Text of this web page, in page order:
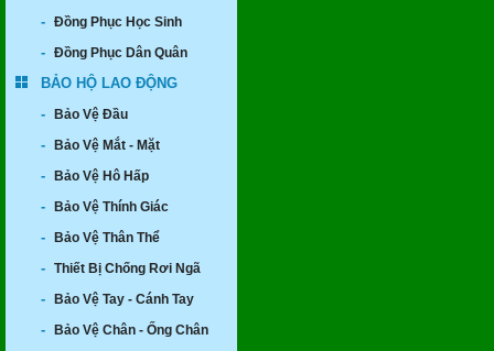
- Đồng Phục Học Sinh
- Đồng Phục Dân Quân
BẢO HỘ LAO ĐỘNG
-
Bảo Vệ Đầu
- Bảo Vệ Mắt - Mặt
- Bảo Vệ Hô Hấp
- Bảo Vệ Thính Giác
- Bảo Vệ Thân Thể
- Thiết Bị Chống Rơi Ngã
- Bảo Vệ Tay - Cánh Tay
- Bảo Vệ Chân - Ống Chân